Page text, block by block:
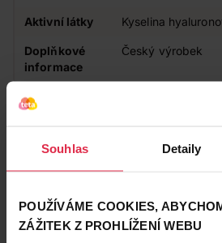
Souhlas Detaily
POUŽÍVÁME COOKIES,
ZÁŽITEK Z PROHLÍŽENÍ WEBU
Aktivní látky Kyselina
Doplňkové
informace
Český výrobek